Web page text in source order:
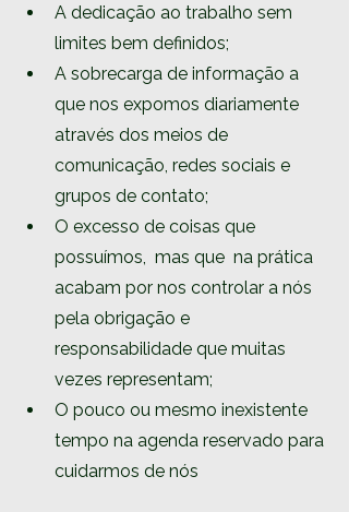
A dedicação ao trabalho sem
limites bem definidos;
A sobrecarga de informação a
que nos expomos diariamente
através dos meios de
comunicação, redes sociais e
grupos de contato;
O excesso de coisas que
possuímos,  mas que  na prática
acabam por nos controlar a nós
pela obrigação e
responsabilidade que muitas
vezes representam;
O pouco ou mesmo inexistente
tempo na agenda reservado para
cuidarmos de nós